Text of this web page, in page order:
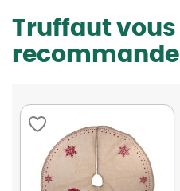
Truffaut vous
recommande